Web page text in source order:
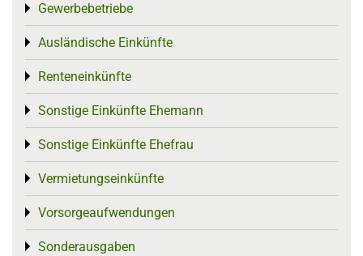
Gewerbebetriebe
Toggle menu
Ausländische Einkünfte
Toggle menu
Renteneinkünfte
Toggle menu
Sonstige Einkünfte Ehemann
Toggle menu
Sonstige Einkünfte Ehefrau
Toggle menu
Vermietungseinkünfte
Toggle menu
Vorsorgeaufwendungen
Toggle menu
Sonderausgaben
Toggle menu